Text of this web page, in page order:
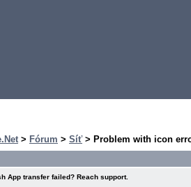
> Fórum > Síť> Problem with icon
App transfer failed? Reach support.